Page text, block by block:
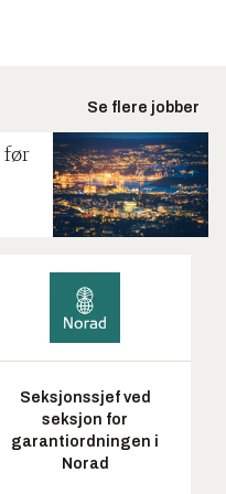
Se flere jobber
før
Seksjonssjef ved
seksjon for
garantiordningen i
Norad